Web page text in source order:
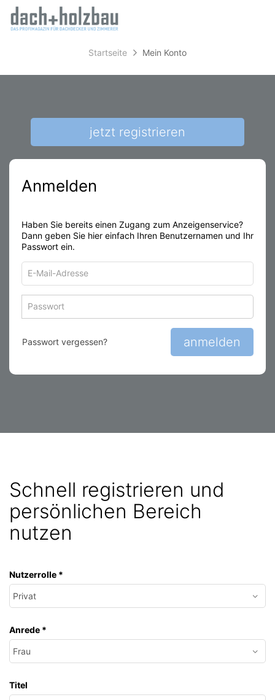
Accessibility
Modus
aktivieren
zum
mobilem
aus
Startseite Mein Konto
jetzt registrieren
Anmelden
Haben Sie bereits einen Zugang zum Anzeigenservice?
Dann geben Sie hier einfach Ihren Benutzernamen und Ihr
Passwort ein.
Adresse
zum
Anmelden
anmelden
Passwort vergessen?
Schnell registrieren und
persönlichen Bereich
nutzen
Nutzerrolle *
Anrede *
Titel